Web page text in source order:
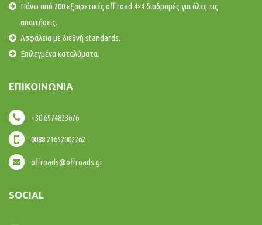
Πάνω από 200 εξαιρετικές off road 4×4 διαδρομές για όλες τις
απαιτήσεις.
Ασφάλεια με διεθνή standards.
Επιλεγμένα καταλύματα.
ΕΠΙΚΟΙΝΩΝΊΑ
+30 6974823676
0088 21652002762
offroads@offroads.gr
SOCIAL